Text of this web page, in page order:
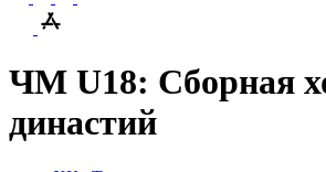
ЧМ U18: Сборная
династий